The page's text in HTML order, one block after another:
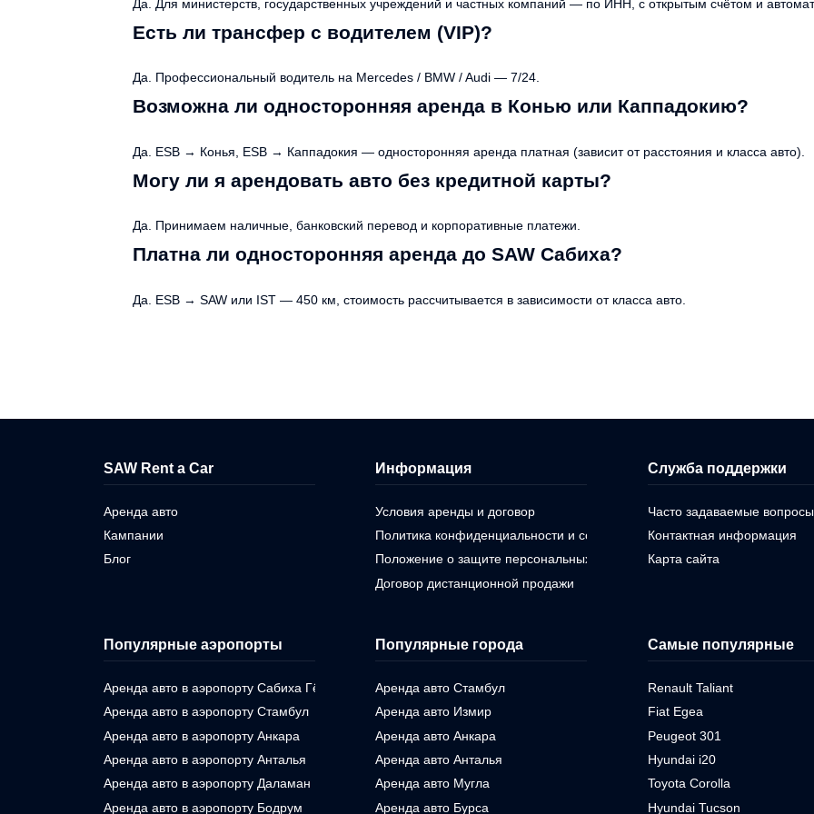
Да. Для министерств, государственных учреждений и частных компаний — по ИНН, с открытым счётом и
Есть ли трансфер с водителем (VIP)?
Да. Профессиональный водитель на Mercedes / BMW / Audi — 7/24.
Возможна ли односторонняя аренда в Конью или Каппадокию?
Да. ESB → Конья, ESB → Каппадокия — односторонняя аренда платная (зависит от расстояния и класса авто).
Могу ли я арендовать авто без кредитной карты?
Да. Принимаем наличные, банковский перевод и корпоративные платежи.
Платна ли односторонняя аренда до SAW Сабиха?
Да. ESB → SAW или IST — 450 км, стоимость рассчитывается в зависимости от класса авто.
SAW Rent a Car
Аренда авто
Кампании
Блог
Информация
Условия аренды и договор
Политика конфиденциальности и cookie
Положение о защите персональных данных
Договор дистанционной продажи
Служба поддержки
Часто задаваемые вопросы
Контактная информация
Карта сайта
Популярные аэропорты
Аренда авто в аэропорту Сабиха Гёкчен
Аренда авто в аэропорту Стамбул
Аренда авто в аэропорту Анкара
Аренда авто в аэропорту Анталья
Аренда авто в аэропорту Даламан
Аренда авто в аэропорту Бодрум
Популярные города
Аренда авто Стамбул
Аренда авто Измир
Аренда авто Анкара
Аренда авто Анталья
Аренда авто Мугла
Аренда авто Бурса
Самые популярные
Renault Taliant
Fiat Egea
Peugeot 301
Hyundai i20
Toyota Corolla
Hyundai Tucson